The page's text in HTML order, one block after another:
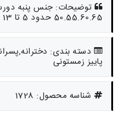
توضیحات: جنس پنبه
50.55.60.65 حدود 5 تا 13 سال
دسته بندی:
پاییز زمستونی
شناسه محصول: 1728